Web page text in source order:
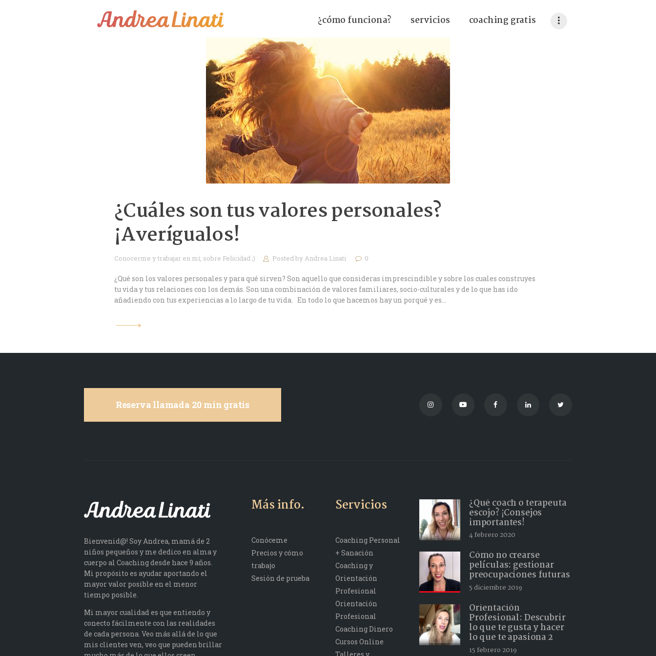
¿cómo funciona? servicios coaching gratis
¿Cómo funciona?
¿Cuáles son tus valores personales?
¡Averígualos!
Conocerme y trabajar en mí, sobre Felicidad ;) Posted byAndrea Linati 0
¿Qué son los valores personales y para qué sirven? Son aquello que consideras imprescindible y sobre los cuales construyes
tu vida y tus relaciones con los demás. Son una combinación de valores familiares, socio-culturales y de lo que has ido
añadiendo con tus experiencias a lo largo de tu vida. En todo lo que hacemos hay un porqué y es…
Reserva llamada 20 min gratis
Bienvenid@! Soy Andrea, mamá de 2
niños pequeños y me dedico en alma y
cuerpo al Coaching desde hace 9 años.
Mi propósito es ayudar aportando el
mayor valor posible en el menor
tiempo posible.
Mi mayor cualidad es que entiendo y
conecto fácilmente con las realidades
de cada persona. Veo más allá de lo que
mis clientes ven, veo que pueden brillar
Más info.
Conóceme
Precios y cómo
trabajo
Sesión de prueba
Servicios
Coaching Personal
+ Sanación
Coaching y
Orientación
Profesional
Orientación
Profesional
Coaching Dinero
Cursos Online
Talleres y
¿Qué coach o terapeuta
escojo? ¡Consejos
importantes!
4 febrero 2020
Cómo no crearse
películas: gestionar
preocupaciones futuras
5 diciembre 2019
Orientación
Profesional: Descubrir
lo que te gusta y hacer
lo que te apasiona 2
15 febrero 2019